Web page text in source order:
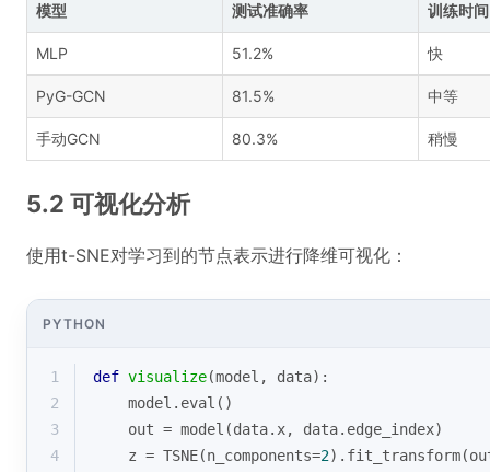
模型 测试准确率 训练时
MLP 51.2% 快
PyG-GCN 81.5% 中等
手动GCN 80.3% 稍慢
5.2 可视化分析
使用t-SNE对学习到的节点表示进行降维可视化：
PYTHON
1 def visualize(model, data):
2
    model.
eval ()
3
    out = model(data.x, data.edge_index)
4
    z = TSNE(n_components=
2